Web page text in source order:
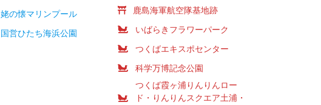
姥の懐マリンプール
国営ひたち海浜公園
鹿島海軍航空隊基地跡
いばらきフラワーパーク
つくばエキスポセンター
科学万博記念公園
つくば霞ヶ浦りんりんロー
ド・りんりんスクエア土浦・